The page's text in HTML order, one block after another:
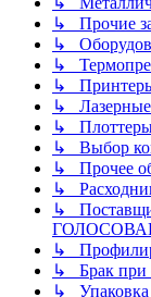
↳ Прочие
↳
↳
↳
↳
↳ Плоттеры
↳ Выбор
↳ Прочее
↳
↳
↳
↳ Брак при
↳ Упаковка